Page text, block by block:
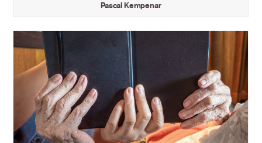
Pascal Kempenar